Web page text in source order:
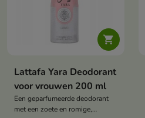

Lattafa Yara Deodorant
voor vrouwen 200 ml
Een geparfumeerde deodorant
met een zoete en romige,